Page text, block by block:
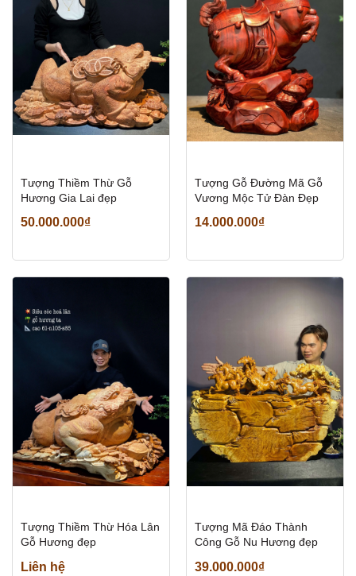
Tượng Thiềm Thừ Gỗ
Hương Gia Lai đẹp
50.000.000₫
Tượng Gỗ Đường Mã Gỗ
Vương Mộc Tử Đàn Đẹp
14.000.000₫
Tượng Thiềm Thừ Hóa Lân
Gỗ Hương đẹp
Liên hệ
Tượng Mã Đáo Thành
Công Gỗ Nu Hương đẹp
39.000.000₫